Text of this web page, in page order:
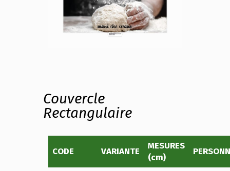
Couvercle
Rectangulaire
CODE VARIANTE
MESURES
(cm)